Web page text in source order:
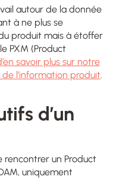
autour de la donnée
à ne plus se
produit mais à étoffer
PXM (Product
savoir plus sur notre
l’information produit.
d’un
rencontrer un Product
uniquement